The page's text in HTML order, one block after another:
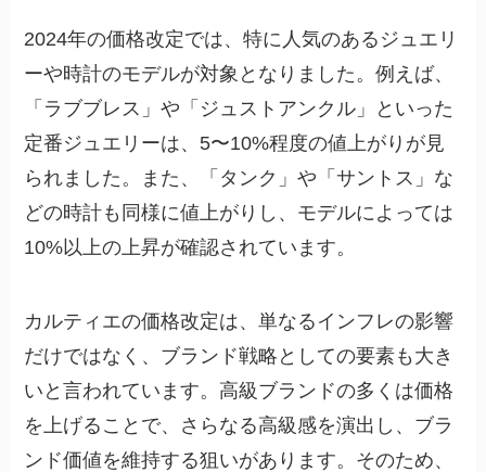
2024年の価格改定では、特に人気のあるジュエリ
ーや時計のモデルが対象となりました。例えば、
「ラブブレス」や「ジュストアンクル」といった
定番ジュエリーは、5〜10%程度の値上がりが見
られました。また、「タンク」や「サントス」な
どの時計も同様に値上がりし、モデルによっては
10%以上の上昇が確認されています。
カルティエの価格改定は、単なるインフレの影響
だけではなく、ブランド戦略としての要素も大き
いと言われています。高級ブランドの多くは価格
を上げることで、さらなる高級感を演出し、ブラ
ンド価値を維持する狙いがあります。そのため、